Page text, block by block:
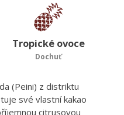
Tropické ovoce
Dochuť
(Peini) z distriktu
své vlastní kakao
citrusovou